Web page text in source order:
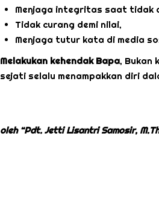
Menjaga integritas saat tidak
Tidak curang demi nilai,
Menjaga tutur kata di media
Melakukan kehendak Bapa, Bukan
sejati selalu menampakkan diri
oleh “Pdt. Jetti Lisantri Samosir,